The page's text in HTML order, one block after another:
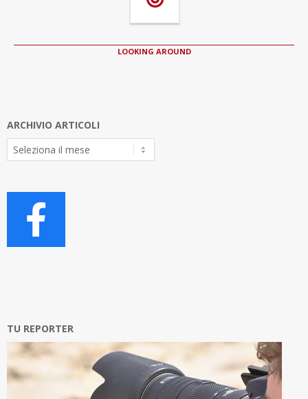
LOOKING AROUND
ARCHIVIO ARTICOLI
Archivio
Articoli
TU REPORTER